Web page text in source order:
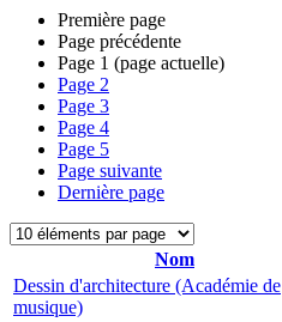
Première page
Page précédente
Page 1 (page actuelle)
Page 2
Page 3
Page 4
Page 5
Page suivante
Dernière page
Nom
Dessin d'architecture (Académie de
musique)